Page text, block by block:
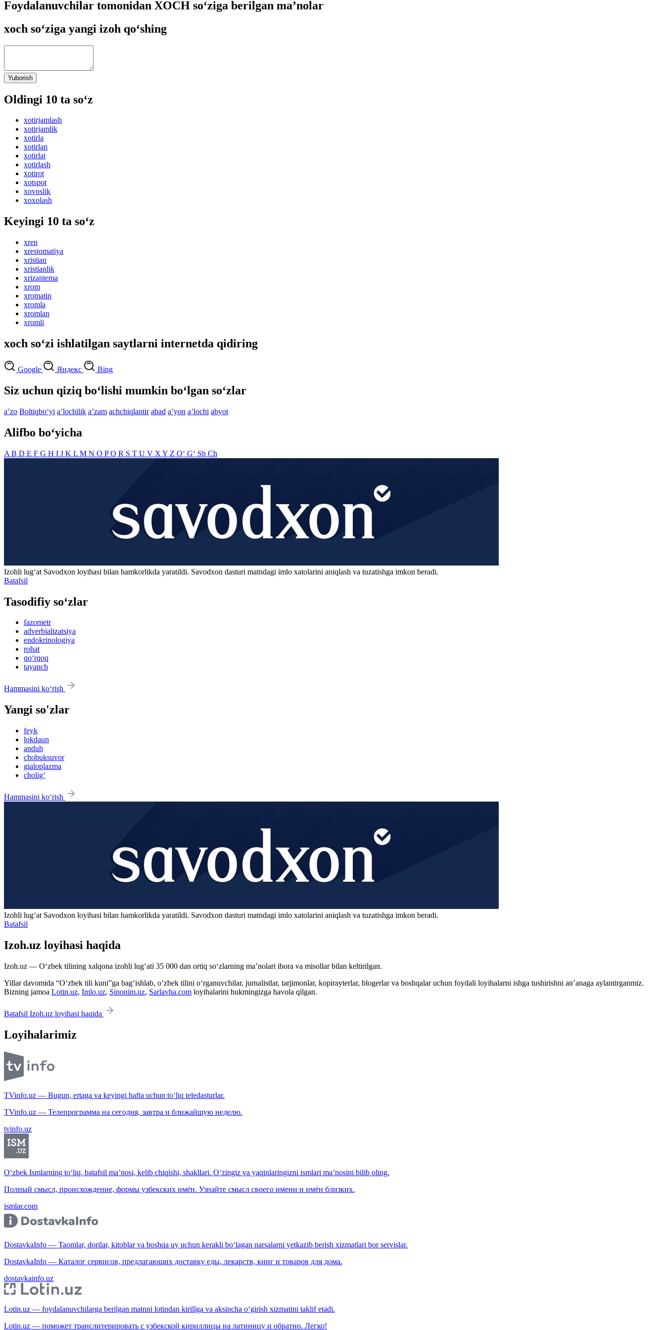
Foydalanuvchilar tomonidan XOCH so‘ziga berilgan ma’nolar
xoch so‘ziga yangi izoh qo‘shing
Yuborish
Oldingi 10 ta so‘z
xotirjamlash
xotirjamlik
xotirla
xotirlan
xotirlat
xotirlash
xotirot
xotspot
xovoslik
xoxolash
Keyingi 10 ta so‘z
xren
xrestomatiya
xristian
xristianlik
xrizantema
xrom
xromatin
xromla
xromlan
xromli
xoch so‘zi ishlatilgan saytlarni internetda qidiring
Google Яндекс Bing
Siz uchun qiziq bo‘lishi mumkin bo‘lgan so‘zlar
aʼzo Boltiqbo‘yi aʼlochilik aʼzam achchiqlantir abad aʼyon aʼlochi abyot
Alifbo bo‘yicha
A B D E F G H I J K L M N O PQ R S T U V X Y Z O‘ G‘ Sh Ch
Izohli lugʻat Savodxon loyihasi bilan hamkorlikda yaratildi. Savodxon dasturi matndagi imlo xatolarini aniqlash va tuzatishga imkon beradi.
Batafsil
Tasodifiy so‘zlar
fazometr
adverbializatsiya
endokrinologiya
rohat
qo‘rqoq
tayanch
Hammasini ko‘rish
Yangi so'zlar
feyk
lokdaun
anduh
chobuksuvor
gialoplazma
cholig‘
Hammasini ko‘rish
Izohli lugʻat Savodxon loyihasi bilan hamkorlikda yaratildi. Savodxon dasturi matndagi imlo xatolarini aniqlash va tuzatishga imkon beradi.
Batafsil
Izoh.uz loyihasi haqida
Izoh.uz — O‘zbek tilining xalqona izohli lug‘ati 35 000 dan ortiq so‘zlarning ma’nolari ibora va misollar bilan keltirilgan.
Yillar davomida “O‘zbek tili kuni”ga bag‘ishlab, o‘zbek tilini o‘rganuvchilar, jurnalistlar, tarjimonlar, kopirayterlar, blogerlar va boshqalar uchun foydali loyihalarni ishga tushirishni an’anaga aylantirganmiz.
Bizning jamoa Lotin.uz, Imlo.uz, Sinonim.uz, Sarlavha.com loyihalarini hukmingizga havola qilgan.
Batafsil Izoh.uz loyihasi haqida
Loyihalarimiz
TVinfo.uz — Bugun, ertaga va keyingi hafta uchun to‘liq teledasturlar.
TVinfo.uz — Телепрограмма на сегодня, завтра и ближайшую неделю.
tvinfo.uz
O‘zbek Ismlarning to‘liq, batafsil ma’nosi, kelib chiqishi, shakllari. O‘zingiz va yaqinlaringizni ismlari ma’nosini bilib oling.
Полный смысл, происхождение, формы узбекских имён. Узнайте смысл своего имени и имён близких.
ismlar.com
DostavkaInfo — Taomlar, dorilar, kitoblar va boshqa uy uchun kerakli bo‘lagan narsalarni yetkazib berish xizmatlari bor servislar.
DostavkaInfo — Каталог сервисов, предлагающих доставку еды, лекарств, книг и товаров для дома.
dostavkainfo.uz
Lotin.uz — foydalanuvchilarga berilgan matnni lotindan kirillga va aksincha o‘girish xizmatini taklif etadi.
Lotin.uz — поможет транслитерировать с узбекской кириллицы на латиницу и обратно. Легко!